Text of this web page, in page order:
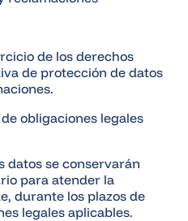
de los derechos
de protección de datos
obligaciones legales
datos se conservarán
para atender la
durante los plazos de
legales aplicables.